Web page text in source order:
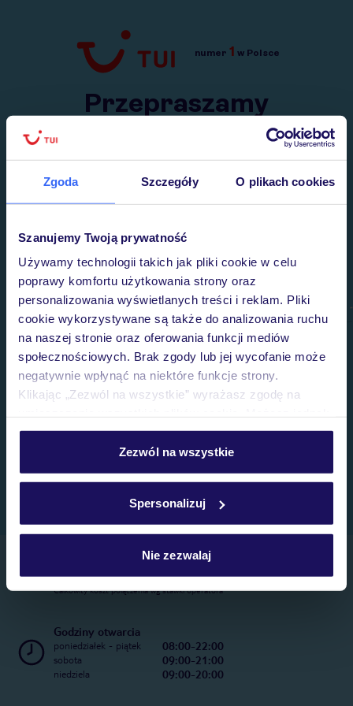
Zgoda Szczegóły O plikach cookies
Szanujemy Twoją prywatność
Używamy technologii takich jak pliki cookie w celu
poprawy komfortu użytkowania strony oraz
personalizowania wyświetlanych treści i reklam. Pliki
cookie wykorzystywane są także do analizowania ruchu
na naszej stronie oraz oferowania funkcji mediów
społecznościowych. Brak zgody lub jej wycofanie może
negatywnie wpłynąć na niektóre funkcje strony.
Klikając „Zezwól na wszystkie” wyrażasz zgodę na
personalizować swój wybór wchodząc w zakładkę
Szczegółowe informacje o plikach cookie znajdziesz
Zezwól na wszystkie
Spersonalizuj
Nie zezwalaj
Przejdź do TUI.pl
numer 1 w Polsce
Przepraszamy
Wysłaliśmy nasz serwis na krótkie wakacje.
Telefoniczne Centrum Rezerwacji
22 270 31 20
Całkowity koszt połączenia wg stawki operatora
Godziny otwarcia
poniedziałek - piątek 08:00-22:00
sobota 09:00-21:00
niedziela 09:00-20:00